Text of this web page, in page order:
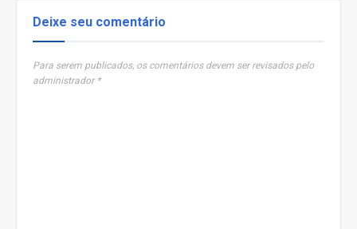
Deixe seu comentário
Para serem publicados, os comentários devem ser revisados pelo
administrador *